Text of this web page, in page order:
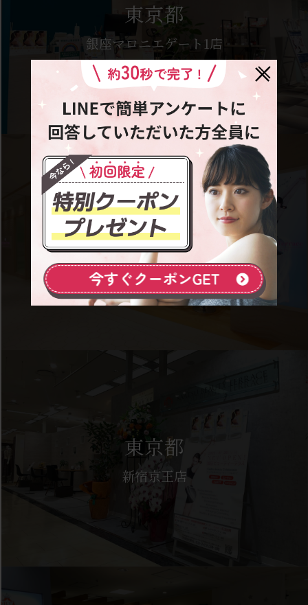
東京都
銀座マロニエゲート1店
東京都
池袋東武店
東京都
新宿京王店